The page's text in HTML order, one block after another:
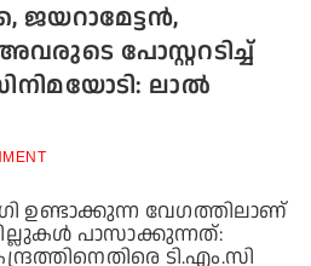
ജയറാമേട്ടന്‍,
പോസ്റ്ററടിച്ച്
ലാല്‍
ഉണ്ടാക്കുന്ന വേഗത്തിലാണ്
പാസാക്കുന്നത്:
ടി.എം.സി